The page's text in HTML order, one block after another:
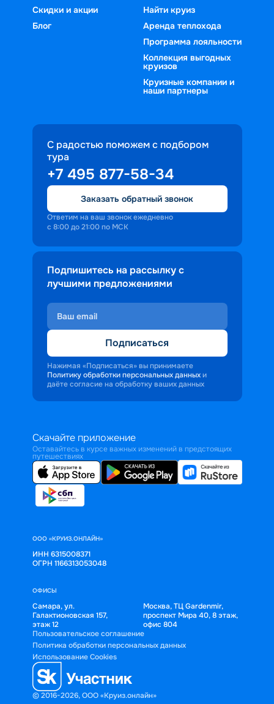
Скидки и акции
Блог
Найти круиз
Аренда теплохода
Программа лояльности
Коллекция выгодных
круизов
Круизные компании и
наши партнеры
С радостью поможем с подбором
тура
+7 495 877-58-34
Заказать обратный звонок
Ответим на ваш звонок ежедневно
с 8:00 до 21:00 по МСК
Подпишитесь на рассылку с
лучшими предложениями
Подписаться
Нажимая «Подписаться» вы принимаете
Политику обработки персональных данных и
даёте согласие на обработку ваших данных
Скачайте приложение
Оставайтесь в курсе важных изменений в предстоящих
путешествиях
ООО «КРУИЗ.ОНЛАЙН»
ИНН 6315008371
ОГРН 1166313053048
ОФИСЫ
Самара, ул.
Галактионовская 157,
этаж 12
Москва, ТЦ Gardenmir,
проспект Мира 40, 8 этаж,
офис 804
© 2016-2026, ООО «Круиз.онлайн»
Пользовательское соглашение
Политика обработки персональных данных
Использование Cookies